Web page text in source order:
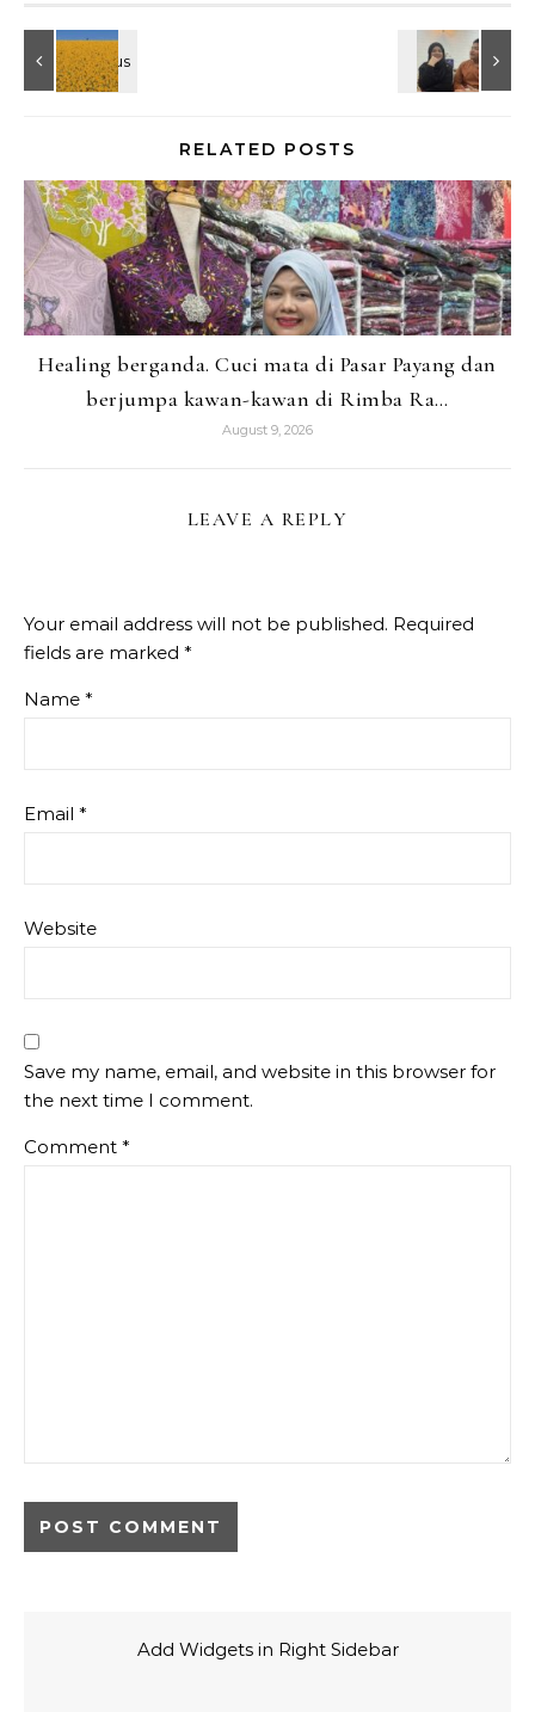
RELATED POSTS
Healing berganda. Cuci mata di Pasar Payang dan
berjumpa kawan-kawan di Rimba Ra…
August 9, 2026
LEAVE A REPLY
Your email address will not be published. Required
fields are marked *
Name *
Email *
Website
Save my name, email, and website in this browser for
the next time I comment.
Comment *
Add Widgets in Right Sidebar